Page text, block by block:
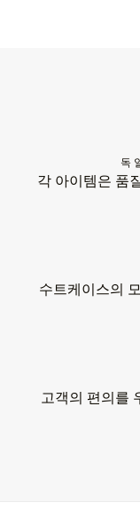
독
각 아이템은 품
수트케이스의
고객의 편의를